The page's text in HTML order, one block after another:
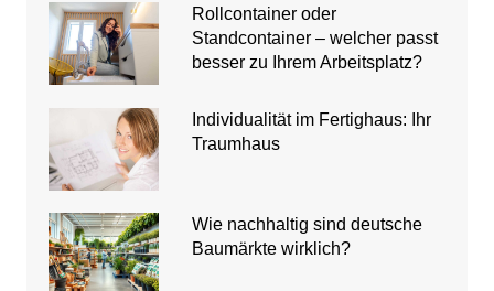
Rollcontainer oder
Standcontainer – welcher passt
besser zu Ihrem Arbeitsplatz?
Individualität im Fertighaus: Ihr
Traumhaus
Wie nachhaltig sind deutsche
Baumärkte wirklich?